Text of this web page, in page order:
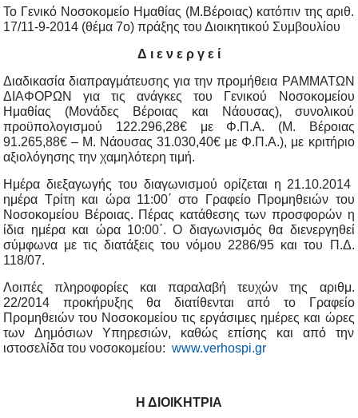
Το Γενικό Νοσοκομείο Ημαθίας (Μ.Βέροιας) κατόπιν της αριθ.
17/11-9-2014 (θέμα 7ο) πράξης του Διοικητικού Συμβουλίου
Δ ι ε ν ε ρ γ ε ί
Διαδικασία διαπραγμάτευσης για την προμήθεια ΡΑΜΜΑΤΩΝ
ΔΙΑΦΟΡΩΝ για τις ανάγκες του Γενικού Νοσοκομείου
Ημαθίας (Μονάδες Βέροιας και Νάουσας), συνολικού
προϋπολογισμού 122.296,28€ με Φ.Π.Α. (Μ. Βέροιας
91.265,88€ – Μ. Νάουσας 31.030,40€ με Φ.Π.Α.), με κριτήριο
αξιολόγησης την χαμηλότερη τιμή.
Ημέρα διεξαγωγής του διαγωνισμού ορίζεται η 21.10.2014
ημέρα Τρίτη και ώρα 11:00΄ στο Γραφείο Προμηθειών του
Νοσοκομείου Βέροιας. Πέρας κατάθεσης των προσφορών η
ίδια ημέρα και ώρα 10:00΄. Ο διαγωνισμός θα διενεργηθεί
σύμφωνα με τις διατάξεις του νόμου 2286/95 και του Π.Δ.
118/07.
Λοιπές πληροφορίες και παραλαβή τευχών της αριθμ.
22/2014 προκήρυξης θα διατίθενται από το Γραφείο
Προμηθειών του Νοσοκομείου τις εργάσιμες ημέρες και ώρες
των Δημόσιων Υπηρεσιών, καθώς επίσης και από την
ιστοσελίδα του νοσοκομείου:www.verhospi.gr
Η ΔΙΟΙΚΗΤΡΙΑ